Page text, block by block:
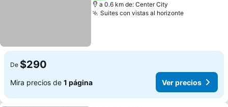
a 0.6 km de: Center City
Suites con vistas al horizonteVer precios
De $290
Mira precios de 1 página Ver precios